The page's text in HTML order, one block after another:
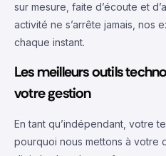
sur mesure, faite d’écoute et
activité ne s’arrête jamais, nos
chaque instant.
Les meilleurs outils
votre gestion
En tant qu’indépendant, votre
pourquoi nous mettons à votre